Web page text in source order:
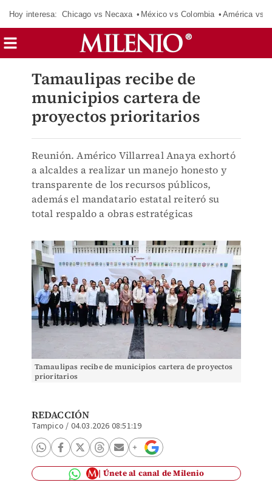
Hoy interesa: Chicago vs Necaxa México vs Colombia América vs
Tamaulipas recibe de
municipios cartera de
proyectos prioritarios
Reunión. Américo Villarreal Anaya exhortó
a alcaldes a realizar un manejo honesto y
transparente de los recursos públicos,
además el mandatario estatal reiteró su
total respaldo a obras estratégicas
Tamaulipas recibe de municipios cartera de proyectos
prioritarios
REDACCIÓN
Tampico / 04.03.2026 08:51:19
Únete al canal de Milenio